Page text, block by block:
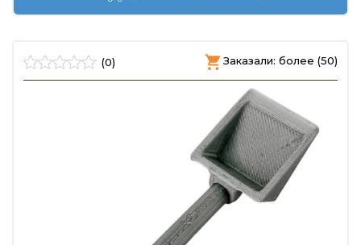
(0) Заказали: более (50)